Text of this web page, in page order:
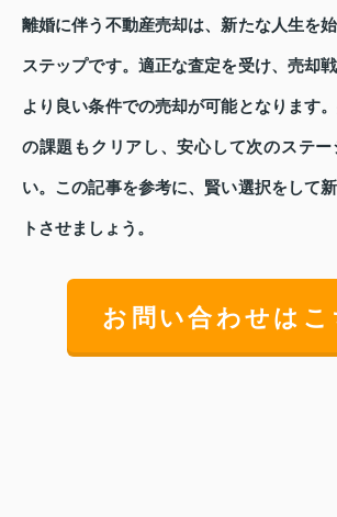
離婚に伴う不動産売却は、新たな人生を
ステップです。適正な査定を受け、売却
より良い条件での売却が可能となります
の課題もクリアし、安心して次のステー
い。この記事を参考に、賢い選択をして
トさせましょう。
お問い合わせはこ